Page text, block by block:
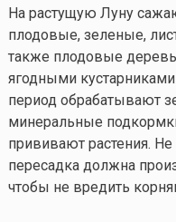
На растущую Луну
плодовые, зеленые,
также плодовые
ягодными
период обрабатывают
минеральные
прививают растения.
пересадка должна
чтобы не вредить